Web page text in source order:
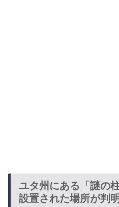
ユタ州にある「謎の
設置された場所が判明